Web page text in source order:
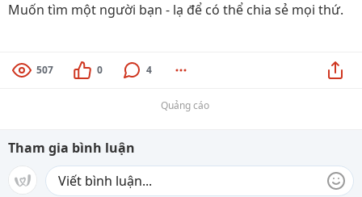
Muốn tìm một người bạn - lạ để có thể chia sẻ mọi thứ.
507 0 4
Quảng cáo
Tham gia bình luận